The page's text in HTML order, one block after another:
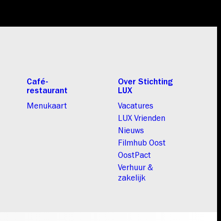
Café-
restaurant
Menukaart
Over Stichting
LUX
Vacatures
LUX Vrienden
Nieuws
Filmhub Oost
OostPact
Verhuur &
zakelijk